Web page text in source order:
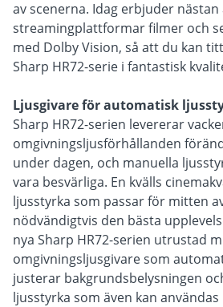
av scenerna. Idag erbjuder
streamingplattformar filmer och
med Dolby Vision, så att du kan
Sharp HR72-serie i fantastisk
Ljusgivare för automatisk
Sharp HR72-serien levererar
omgivningsljusförhållanden
under dagen, och manuella
vara besvärliga. En kvälls
ljusstyrka som passar för mitten
nödvändigtvis den bästa
nya Sharp HR72-serien utrustad
omgivningsljusgivare som
justerar bakgrundsbelysningen
ljusstyrka som även kan användas